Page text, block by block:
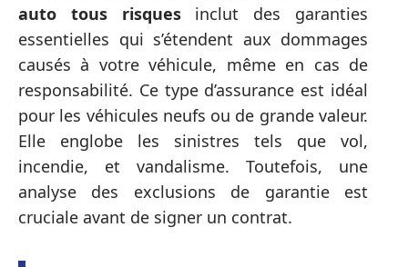
auto tous risquesinclut des garanties
essentielles qui s’étendent aux dommages
causés à votre véhicule, même en cas de
responsabilité. Ce type d’assurance est idéal
pour les véhicules neufs ou de grande valeur.
Elle englobe les sinistres tels que vol,
incendie, et vandalisme. Toutefois, une
analyse des exclusions de garantie est
cruciale avant de signer un contrat.